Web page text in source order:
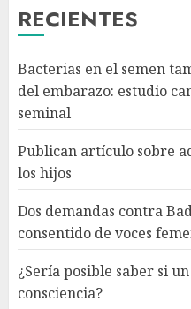
RECIENTES
Bacterias en el semen
del embarazo: estudio
seminal
Publican artículo sobre
los hijos
Dos demandas contra
consentido de voces
¿Sería posible saber si
consciencia?
3
4
5